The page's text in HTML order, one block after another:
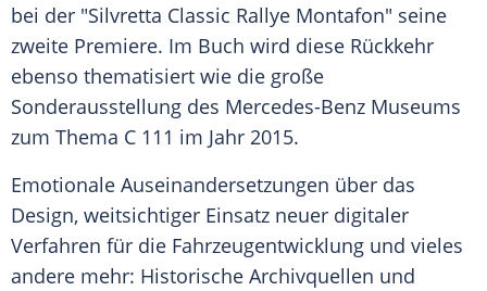
bei der "Silvretta Classic Rallye Montafon" seine
zweite Premiere. Im Buch wird diese Rückkehr
ebenso thematisiert wie die große
Sonderausstellung des Mercedes-Benz Museums
zum Thema C 111 im Jahr 2015.
Emotionale Auseinandersetzungen über das
Design, weitsichtiger Einsatz neuer digitaler
Verfahren für die Fahrzeugentwicklung und vieles
andere mehr: Historische Archivquellen und